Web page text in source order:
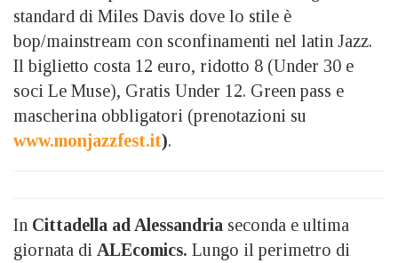
standard di Miles Davis dove lo stile è
bop/mainstream con sconfinamenti nel latin Jazz.
Il biglietto costa 12 euro, ridotto 8 (Under 30 e
soci Le Muse), Gratis Under 12. Green pass e
mascherina obbligatori (prenotazioni su
www.monjazzfest.it).
In Cittadella ad Alessandria seconda e ultima
giornata di ALEcomics. Lungo il perimetro di